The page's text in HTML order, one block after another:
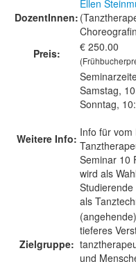
DozentInnen:
Ellen
Preis:
€ 250.00
Weitere Info:
Samstag,
Sonntag,
Info für
Seminar 10
wird als
als
Zielgruppe:
tieferes
und